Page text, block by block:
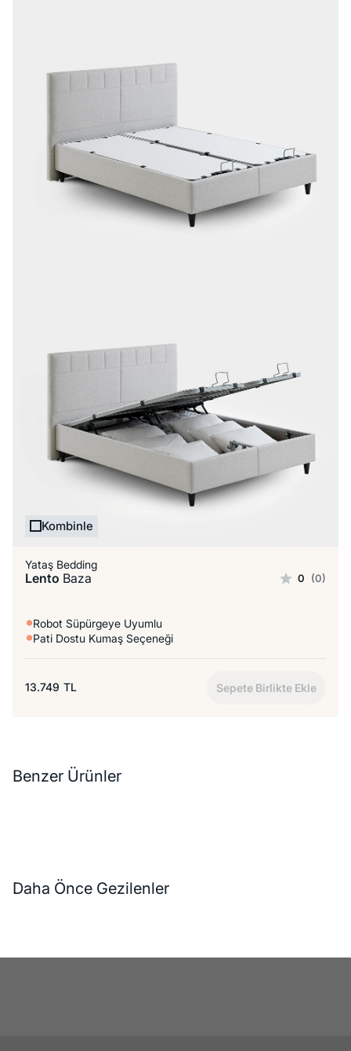
Kombinle
Yataş Bedding
Lento Baza 0 (0)
Robot Süpürgeye Uyumlu
Pati Dostu Kumaş Seçeneği
13.749 TL Sepete Birlikte Ekle
Benzer Ürünler
Daha Önce Gezilenler